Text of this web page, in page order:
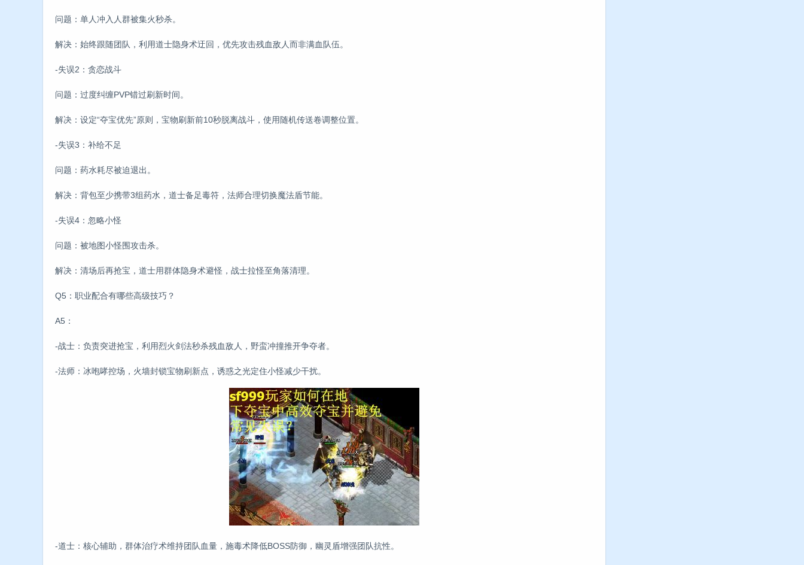
问题：单人冲入人群被集火秒杀。
解决：始终跟随团队，利用道士隐身术迂回，优先攻击残血敌人而非满血队伍。
-失误2：贪恋战斗
问题：过度纠缠PVP错过刷新时间。
解决：设定“夺宝优先”原则，宝物刷新前10秒脱离战斗，使用随机传送卷调整位置。
-失误3：补给不足
问题：药水耗尽被迫退出。
解决：背包至少携带3组药水，道士备足毒符，法师合理切换魔法盾节能。
-失误4：忽略小怪
问题：被地图小怪围攻击杀。
解决：清场后再抢宝，道士用群体隐身术避怪，战士拉怪至角落清理。
Q5：职业配合有哪些高级技巧？
A5：
-战士：负责突进抢宝，利用烈火剑法秒杀残血敌人，野蛮冲撞推开争夺者。
-法师：冰咆哮控场，火墙封锁宝物刷新点，诱惑之光定住小怪减少干扰。
-道士：核心辅助，群体治疗术维持团队血量，施毒术降低BOSS防御，幽灵盾增强团队抗性。